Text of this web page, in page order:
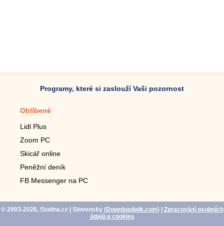
Programy, které si zaslouží Vaši pozornost
Oblíbené
Lidl Plus
Zoom PC
Skicář online
Peněžní deník
FB Messenger na PC
© 2003-2026, Studna.cz| Slovensky (Downloadwik.com)| Zpracování osobních
údajů a cookies